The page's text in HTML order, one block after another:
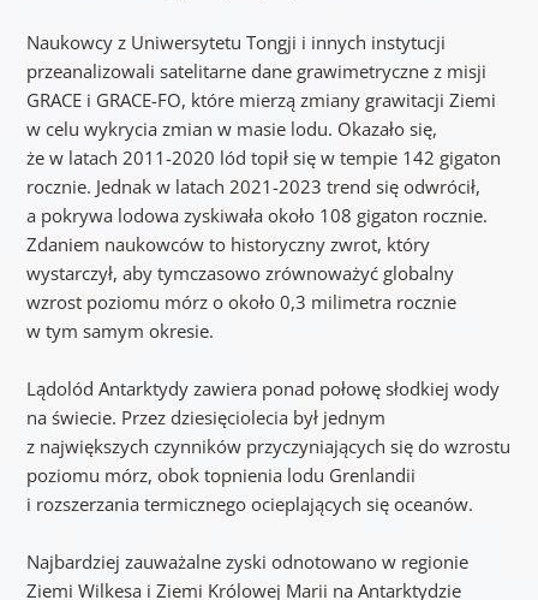
Naukowcy z Uniwersytetu Tongji i innych instytucji
przeanalizowali satelitarne dane grawimetryczne z misji
GRACE i GRACE-FO, które mierzą zmiany grawitacji Ziemi
w celu wykrycia zmian w masie lodu. Okazało się,
że w latach 2011-2020 lód topił się w tempie 142 gigaton
rocznie. Jednak w latach 2021-2023 trend się odwrócił,
a pokrywa lodowa zyskiwała około 108 gigaton rocznie.
Zdaniem naukowców to historyczny zwrot, który
wystarczył, aby tymczasowo zrównoważyć globalny
wzrost poziomu mórz o około 0,3 milimetra rocznie
w tym samym okresie.
Lądolód Antarktydy zawiera ponad połowę słodkiej wody
na świecie. Przez dziesięciolecia był jednym
z największych czynników przyczyniających się do wzrostu
poziomu mórz, obok topnienia lodu Grenlandii
i rozszerzania termicznego ocieplających się oceanów.
Najbardziej zauważalne zyski odnotowano w regionie
Ziemi Wilkesa i Ziemi Królowej Marii na Antarktydzie